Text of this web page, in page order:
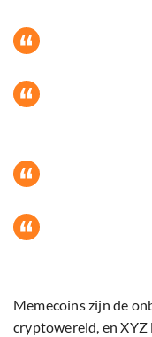
Memecoins zijn de
cryptowereld, en